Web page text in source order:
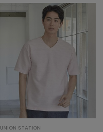
UNION STATION